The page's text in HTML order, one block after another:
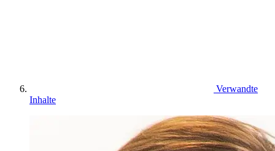
Verwandte
Inhalte